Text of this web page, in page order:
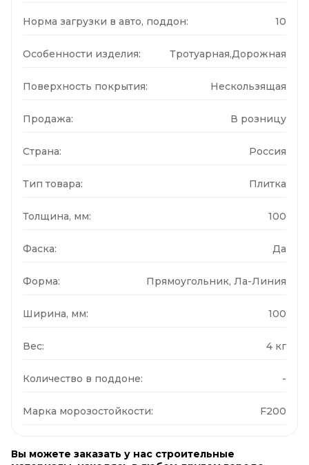
Норма загрузки в авто, поддон: 10
Особенности изделия: Тротуарная,Дорожная
Поверхность покрытия: Нескользящая
Продажа: В розницу
Страна: Россия
Тип товара: Плитка
Толщина, мм: 100
Фаска: Да
Форма: Прямоугольник, Ла-Линия
Ширина, мм: 100
Вес: 4 кг
Количество в поддоне: -
Марка морозостойкости: F200
Вы можете заказать у нас строительные